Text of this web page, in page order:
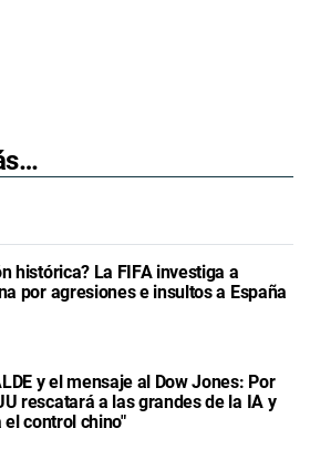
histórica? La FIFA investiga a
por agresiones e insultos a España
y el mensaje al Dow Jones: Por
rescatará a las grandes de la IA y
el control chino"